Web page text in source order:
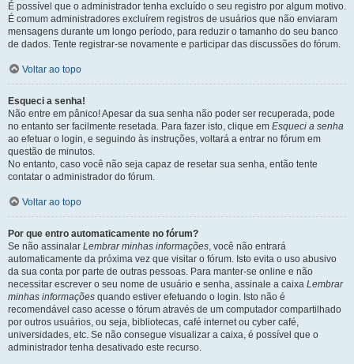
É possível que o administrador tenha excluído o seu registro por algum motivo.
É comum administradores excluírem registros de usuários que não enviaram
mensagens durante um longo período, para reduzir o tamanho do seu banco
de dados. Tente registrar-se novamente e participar das discussões do fórum.
Voltar ao topo
Esqueci a senha!
Não entre em pânico! Apesar da sua senha não poder ser recuperada, pode
no entanto ser facilmente resetada. Para fazer isto, clique em Esqueci a senha
ao efetuar o login, e seguindo às instruções, voltará a entrar no fórum em
questão de minutos.
No entanto, caso você não seja capaz de resetar sua senha, então tente
contatar o administrador do fórum.
Voltar ao topo
Por que entro automaticamente no fórum?
Se não assinalar Lembrar minhas informações, você não entrará
automaticamente da próxima vez que visitar o fórum. Isto evita o uso abusivo
da sua conta por parte de outras pessoas. Para manter-se online e não
necessitar escrever o seu nome de usuário e senha, assinale a caixa Lembrar
minhas informações quando estiver efetuando o login. Isto não é
recomendável caso acesse o fórum através de um computador compartilhado
por outros usuários, ou seja, bibliotecas, café internet ou cyber café,
universidades, etc. Se não consegue visualizar a caixa, é possível que o
administrador tenha desativado este recurso.